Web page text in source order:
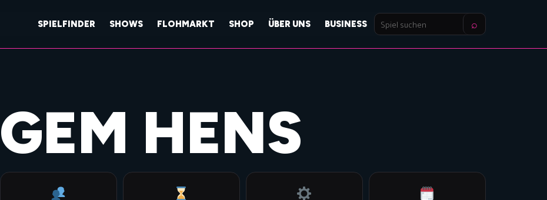
SPIELFINDER SHOWS FLOHMARKT SHOP ÜBER UNS BUSINESS
Spiel
suchen
⌕
GEM HENS